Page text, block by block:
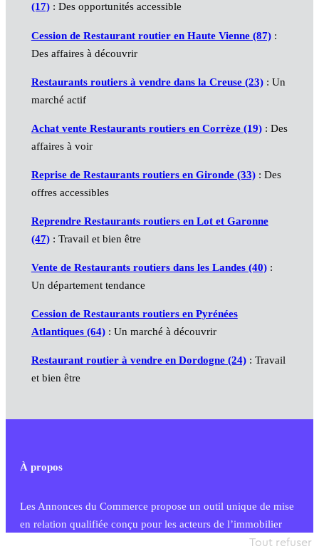
(17): Des opportunités accessible
Cession de Restaurant routier en Haute Vienne (87):
Des affaires à découvrir
Restaurants routiers à vendre dans la Creuse (23): Un
marché actif
Achat vente Restaurants routiers en Corrèze (19): Des
affaires à voir
Reprise de Restaurants routiers en Gironde (33): Des
offres accessibles
Reprendre Restaurants routiers en Lot et Garonne
(47): Travail et bien être
Vente de Restaurants routiers dans les Landes (40):
Un département tendance
Cession de Restaurants routiers en Pyrénées
Atlantiques (64): Un marché à découvrir
Restaurant routier à vendre en Dordogne (24): Travail
et bien être
À propos
Les Annonces du Commerce propose un outil unique de mise
en relation qualifiée conçu pour les acteurs de l’immobilier
commercial et les collectivités territoriales, simple et intégrant
Tout refuser